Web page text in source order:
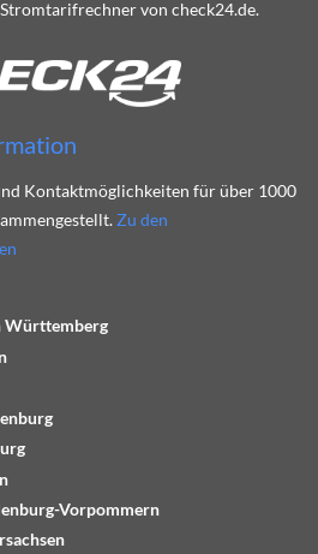
von check24.de.
Kontaktmöglichkeiten für über 1000
Zu den
Württemberg
Vorpommern